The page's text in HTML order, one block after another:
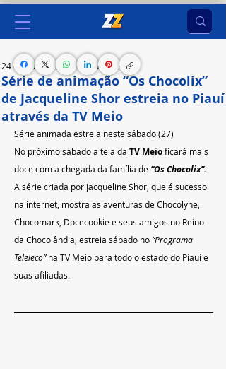
Série de animação “Os Chocolix”
de Jacqueline Shor estreia no Piauí
através da TV Meio
24 de abr. de 2024 1 min de leitura
Série animada estreia neste sábado (27)
No próximo sábado a tela da TV Meio ficará mais
doce com a chegada da família de “Os Chocolix”.
A série criada por Jacqueline Shor, que é sucesso
na internet, mostra as aventuras de Chocolyne,
Chocomark, Docecookie e seus amigos no Reino
da Chocolândia, estreia sábado no “Programa
Teleleco” na TV Meio para todo o estado do Piauí e
suas afiliadas.